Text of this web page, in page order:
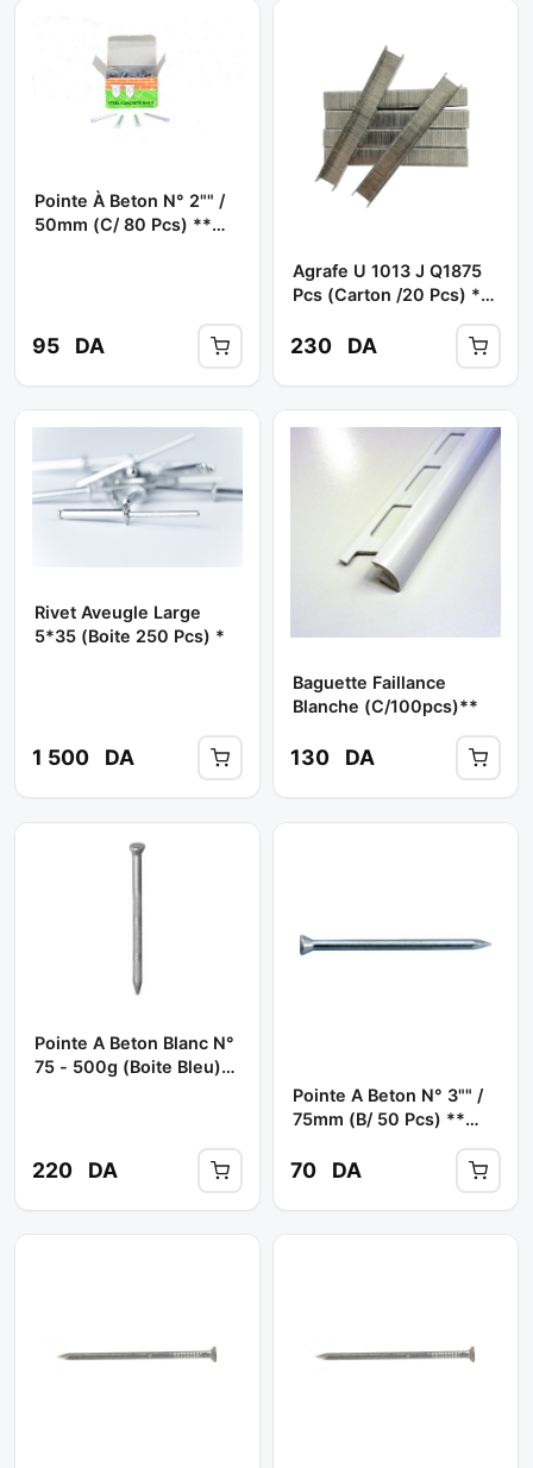
Pointe À Beton N° 2"" /
50mm (C/ 80 Pcs) **
95 DA
Agrafe U 1013 J Q1875
Pcs (carton /20 Pcs) **
230 DA
Rivet Aveugle Large
5*35 (boite 250 Pcs) *
1 500 DA
Baguette Faillance
Blanche (c/100pcs)**
130 DA
Pointe A Beton Blanc N°
75 - 500g (boite Bleu)
220 DA
Pointe A Beton N° 3"" /
75mm (b/ 50 Pcs) **
(DISTROUBAT) (TBA)
70 DA